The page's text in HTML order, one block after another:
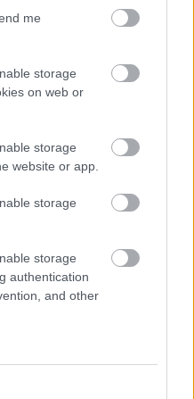
me
storage
on web or
storage
website or app.
storage
storage
authentication
and other
legjobb,
meg Dánia
lejáratú fizetési
stabil.
fűzött
közölte: a döntés
kormányzati
ugyancsak